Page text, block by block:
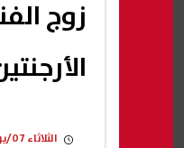
زوج
الثلاثاء 07/يوليو/2026 - 08:34 م